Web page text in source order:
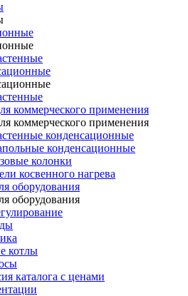
коммерческого применения
коммерческого применения
конденсационные
конденсационные
колонки
косвенного нагрева
оборудования
оборудования
котлы
каталога с ценами